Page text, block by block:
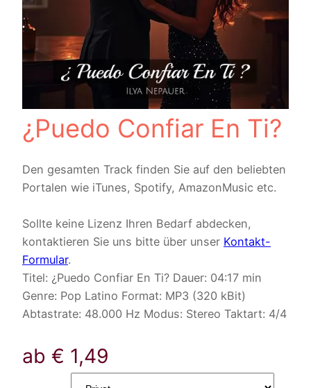
¿Puedo Confiar En Ti?
Den gesamten Track finden Sie auf den beliebten
Portalen wie iTunes, Spotify, AmazonMusic etc.
Sollte keine Lizenz Ihren Bedarf abdecken,
kontaktieren Sie uns bitte über unser Kontakt-
Formular.
Titel: ¿Puedo Confiar En Ti? Dauer: 04:17 min
Genre: Pop Latino Format: MP3 (320 kBit)
Abtastrate: 48.000 Hz Modus: Stereo Taktart: 4/4
ab € 1,49